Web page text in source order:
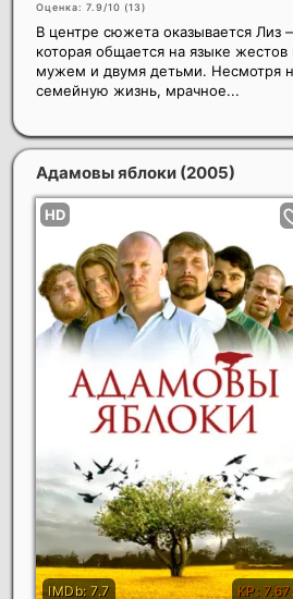
Оценка: 7.9/10 (13)
В центре сюжета оказывается Лиз
которая общается на языке
мужем и двумя детьми. Несмотря
семейную жизнь, мрачное...
Адамовы яблоки (2005)